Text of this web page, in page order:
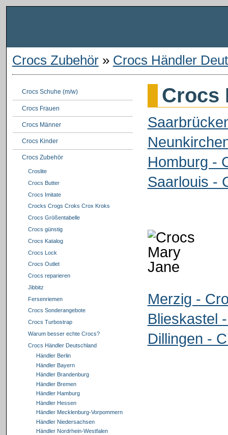
Crocs Zubehör» Crocs Händler
Crocs Schuhe (m/w)
Crocs Frauen
Crocs Männer
Crocs Kinder
Crocs Zubehör
Croslite
Crocs Butter
Crocs Imitate
Crocks Crogs Croks Crox Kroks
Crocs Größentabelle
Crocs günstig
Crocs Katalog
Crocs Lock
Crocs Outlet
Crocs reparieren
Jibbitz
Fersenriemen
Crocs Sonderangebote
Crocs Turbostrap
Warum besser echte Crocs?
Crocs Händler Deutschland
Händler Berlin
Händler Bayern
Händler Brandenburg
Händler Bremen
Händler Hamburg
Händler Hessen
Händler Mecklenburg-Vorpommern
Händler Niedersachsen
Händler Nordrhein-Westfalen
Crocs
Homburg -
Saarlouis -
Merzig -
Blieskastel
Dillingen -